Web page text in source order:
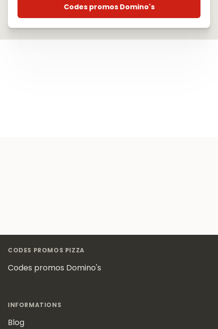
Codes promos Domino's
CODES PROMOS PIZZA
Codes promos Domino's
INFORMATIONS
Blog